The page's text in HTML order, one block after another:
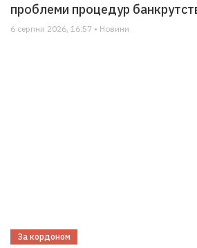
проблеми процедур
6 серпня 2026, 16:57 • Новини
За кордоном